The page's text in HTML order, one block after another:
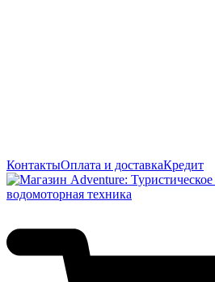
КонтактыОплата и доставкаКредит